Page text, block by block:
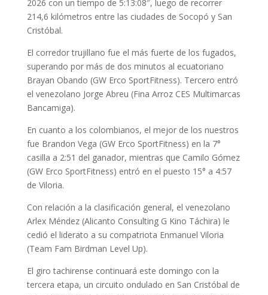
2026 con un tiempo de 5:13:08″, luego de recorrer
214,6 kilómetros entre las ciudades de Socopó y San
Cristóbal.
El corredor trujillano fue el más fuerte de los fugados,
superando por más de dos minutos al ecuatoriano
Brayan Obando (GW Erco SportFitness). Tercero entró
el venezolano Jorge Abreu (Fina Arroz CES Multimarcas
Bancamiga).
En cuanto a los colombianos, el mejor de los nuestros
fue Brandon Vega (GW Erco SportFitness) en la 7°
casilla a 2:51 del ganador, mientras que Camilo Gómez
(GW Erco SportFitness) entró en el puesto 15° a 4:57
de Viloria.
Con relación a la clasificación general, el venezolano
Arlex Méndez (Alicanto Consulting G Kino Táchira) le
cedió el liderato a su compatriota Enmanuel Viloria
(Team Fam Birdman Level Up).
El giro tachirense continuará este domingo con la
tercera etapa, un circuito ondulado en San Cristóbal de